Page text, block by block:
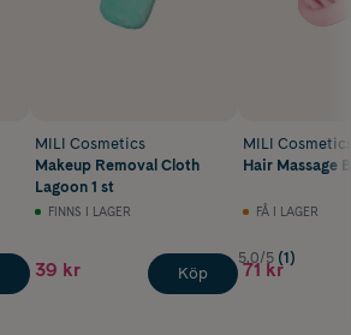
MILI Cosmetics
Makeup Removal Cloth
Lagoon 1 st
FINNS I LAGER
39 kr Köp
MILI
Hair Massage
FÅ I LAGER
5.0/5 (1)
71 kr